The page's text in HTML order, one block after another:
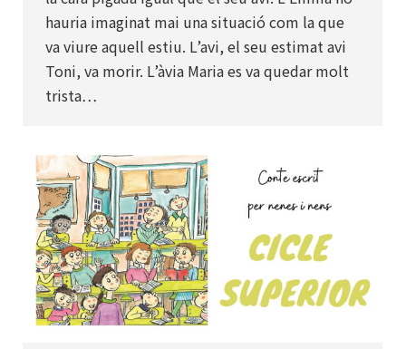
hauria imaginat mai una situació com la que
va viure aquell estiu. L’avi, el seu estimat avi
Toni, va morir. L’àvia Maria es va quedar molt
trista…